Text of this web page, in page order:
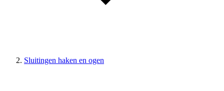
Sluitingen haken en ogen